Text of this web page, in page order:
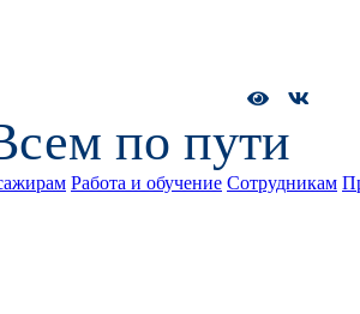
по пути
Работа и обучение Сотрудникам